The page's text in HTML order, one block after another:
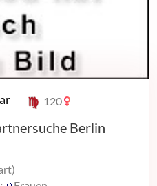
120
Berlin